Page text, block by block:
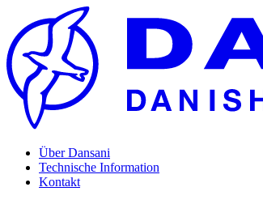
Über Dansani
Technische Information
Kontakt